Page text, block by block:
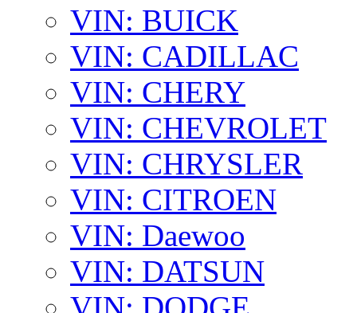
VIN: BUICK
VIN: CADILLAC
VIN: CHERY
VIN: CHEVROLET
VIN: CHRYSLER
VIN: CITROEN
VIN: Daewoo
VIN: DATSUN